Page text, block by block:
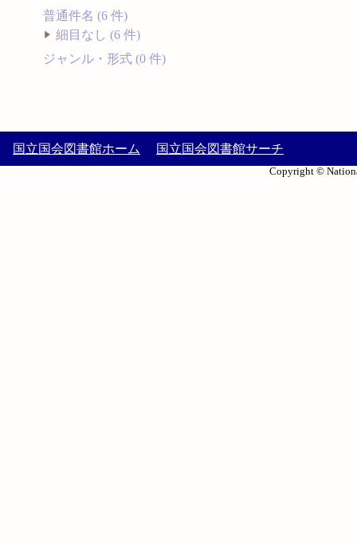
普通件名 (6 件)
細目なし (6 件)
ジャンル・形式 (0 件)
国立国会図書館ホーム 国立国会図書館サーチ
Copyright ©